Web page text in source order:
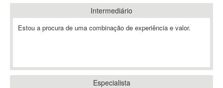
ABBYY FineReader
Ableton Live
Intermediário
Estou a procura de uma combinação de experiência e valor.
Especialista